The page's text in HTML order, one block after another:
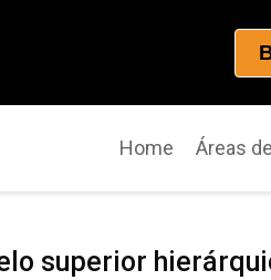
Home Áreas
superior